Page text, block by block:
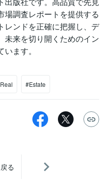
場調査レポートを提供する
レンドを正確に把握し、デ
未来を切り開くためのイン
ます。
#Estate
る